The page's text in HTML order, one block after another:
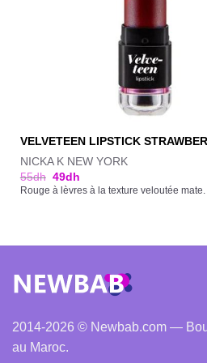
VELVETEEN LIPSTICK
NICKA K NEW YORK
55dh 49dh
Rouge à lèvres à la texture veloutée mate.
2014-2026 © Newbab.com —
au Maroc.